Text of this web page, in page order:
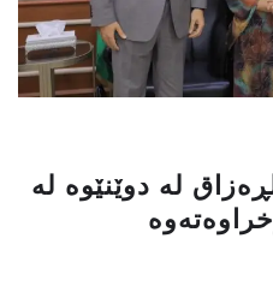
له‌ دوێنێوه‌ له‌